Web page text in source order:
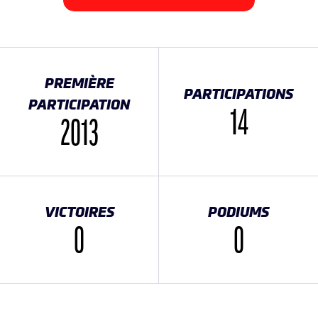
PREMIÈRE
PARTICIPATION
2013
PARTICIPATIONS
14
VICTOIRES
0
PODIUMS
0